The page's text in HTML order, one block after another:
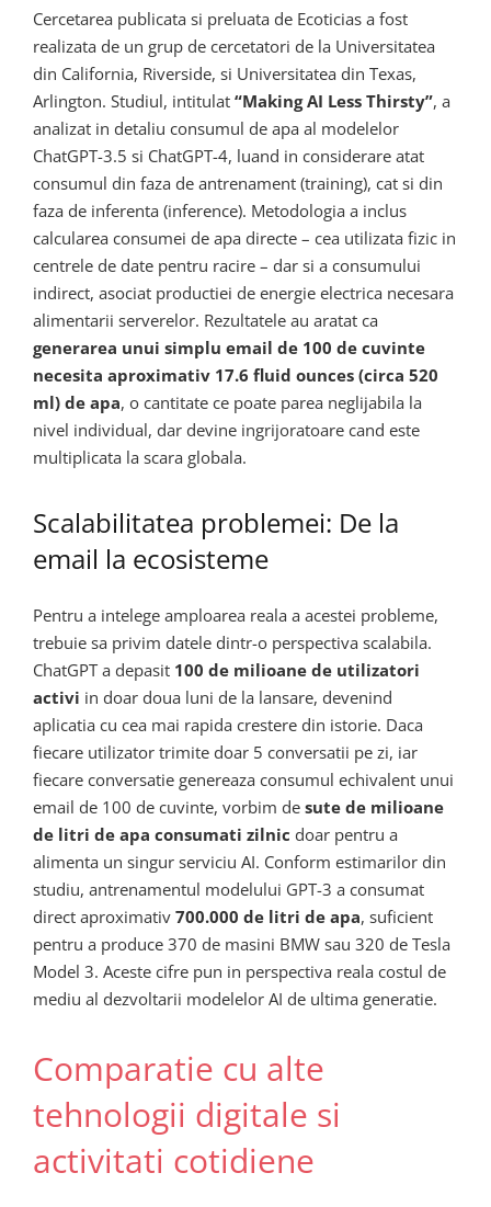
Cercetarea publicata si preluata de Ecoticias a fost
realizata de un grup de cercetatori de la Universitatea
din California, Riverside, si Universitatea din Texas,
Arlington. Studiul, intitulat “Making AI Less Thirsty”, a
analizat in detaliu consumul de apa al modelelor
ChatGPT-3.5 si ChatGPT-4, luand in considerare atat
consumul din faza de antrenament (training), cat si din
faza de inferenta (inference). Metodologia a inclus
calcularea consumei de apa directe – cea utilizata fizic in
centrele de date pentru racire – dar si a consumului
indirect, asociat productiei de energie electrica necesara
alimentarii serverelor. Rezultatele au aratat ca
generarea unui simplu email de 100 de cuvinte
necesita aproximativ 17.6 fluid ounces (circa 520
ml) de apa, o cantitate ce poate parea neglijabila la
nivel individual, dar devine ingrijoratoare cand este
multiplicata la scara globala.
Scalabilitatea problemei: De la
email la ecosisteme
Pentru a intelege amploarea reala a acestei probleme,
trebuie sa privim datele dintr-o perspectiva scalabila.
ChatGPT a depasit 100 de milioane de utilizatori
activi in doar doua luni de la lansare, devenind
aplicatia cu cea mai rapida crestere din istorie. Daca
fiecare utilizator trimite doar 5 conversatii pe zi, iar
fiecare conversatie genereaza consumul echivalent unui
email de 100 de cuvinte, vorbim de sute de milioane
de litri de apa consumati zilnic doar pentru a
alimenta un singur serviciu AI. Conform estimarilor din
studiu, antrenamentul modelului GPT-3 a consumat
direct aproximativ 700.000 de litri de apa, suficient
pentru a produce 370 de masini BMW sau 320 de Tesla
Model 3. Aceste cifre pun in perspectiva reala costul de
mediu al dezvoltarii modelelor AI de ultima generatie.
Comparatie cu alte
tehnologii digitale si
activitati cotidiene